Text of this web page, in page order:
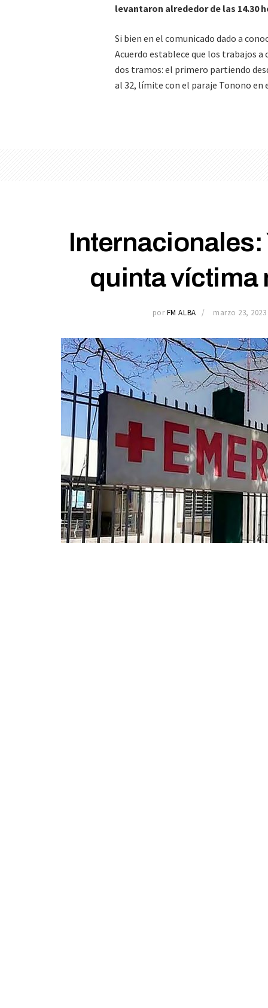
levantaron alrededor de las 14.30
Si bien en el comunicado dado a
Acuerdo establece que los trabajos a
dos tramos: el primero partiendo
al 32, límite con el paraje Tonono en
quinta víctima
por FM ALBA marzo 23, 2023